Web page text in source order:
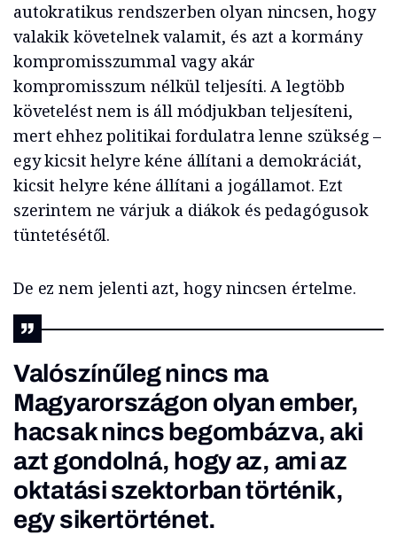
autokratikus rendszerben olyan nincsen, hogy
valakik követelnek valamit, és azt a kormány
kompromisszummal vagy akár
kompromisszum nélkül teljesíti. A legtöbb
követelést nem is áll módjukban teljesíteni,
mert ehhez politikai fordulatra lenne szükség –
egy kicsit helyre kéne állítani a demokráciát,
kicsit helyre kéne állítani a jogállamot. Ezt
szerintem ne várjuk a diákok és pedagógusok
tüntetésétől.
De ez nem jelenti azt, hogy nincsen értelme.
Valószínűleg nincs ma
Magyarországon olyan ember,
hacsak nincs begombázva, aki
azt gondolná, hogy az, ami az
oktatási szektorban történik,
egy sikertörténet.